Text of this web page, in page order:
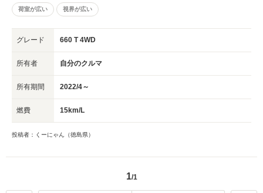
荷室が広い 視界が広い
グレード 660 T 4WD
所有者 自分のクルマ
所有期間 2022/4～
燃費 15km/L
投稿者：くーにゃん（徳島県）
1/1